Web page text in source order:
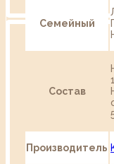
Семейный
Состав
Производитель